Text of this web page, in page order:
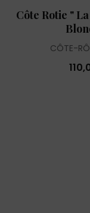
Côte Rotie "
CÔTE-